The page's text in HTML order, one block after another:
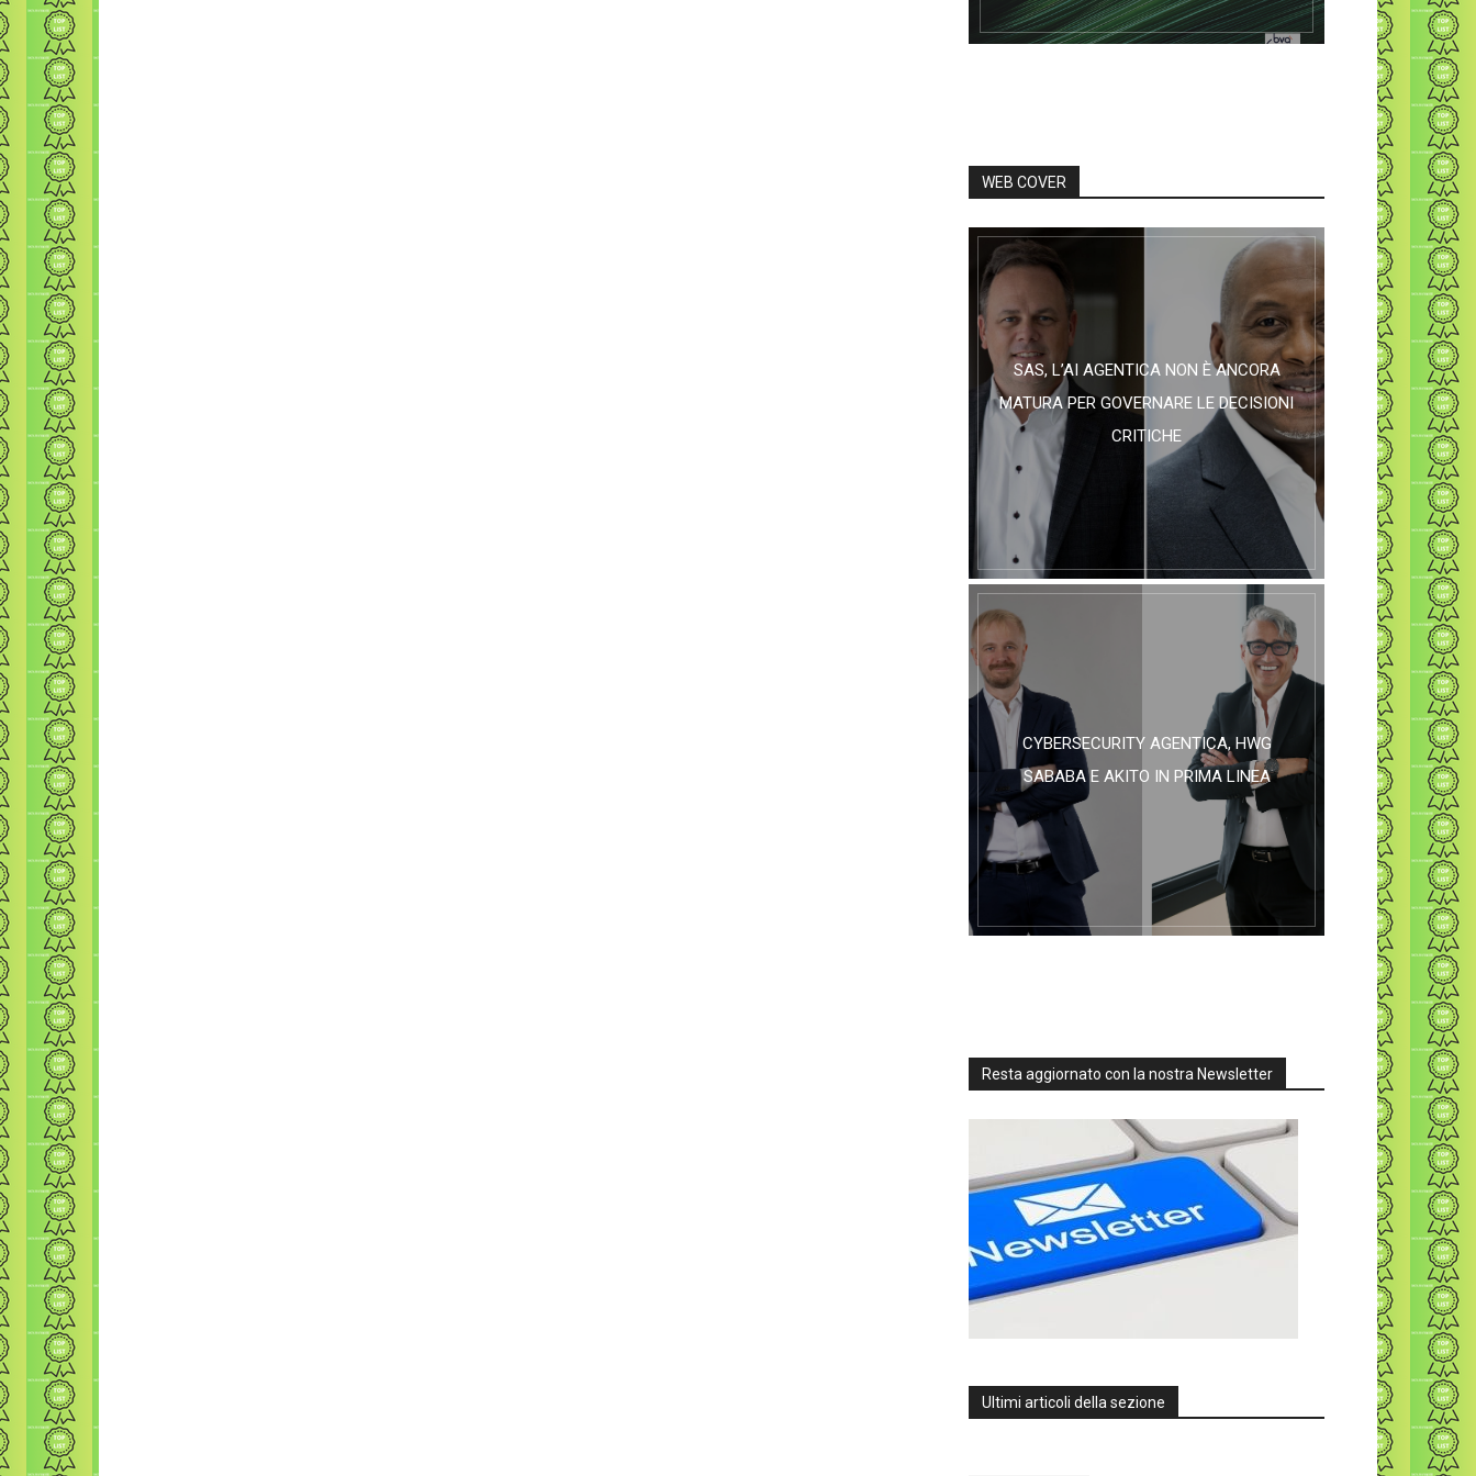
WEB COVER
SAS, L’AI AGENTICA NON È ANCORA
MATURA PER GOVERNARE LE DECISIONI
CRITICHE
CYBERSECURITY AGENTICA, HWG
SABABA E AKITO IN PRIMA LINEA
Resta aggiornato con la nostra Newsletter
Ultimi articoli della sezione